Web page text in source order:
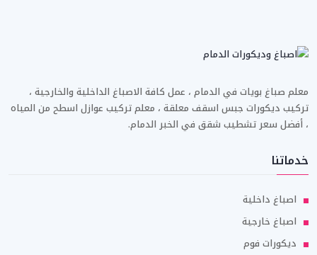
معلم صباغ بويات في الدمام ، عمل كافة الاصباغ الداخلية والخارجية ،
تركيب ديكورات جبس اسقف معلقة ، معلم تركيب عوازل اسطح من المياه
، أفضل سعر تشطيب شقق في الخبر الدمام.
خدماتنا
اصباغ داخلية
اصباغ خارجية
ديكورات فوم